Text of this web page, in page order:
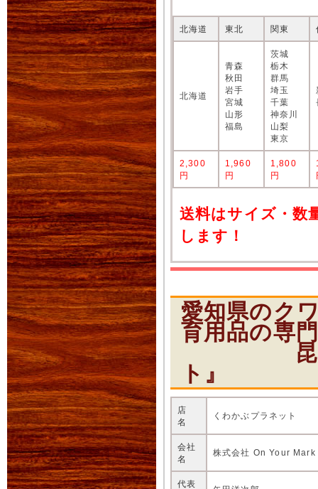
北海道 東北 関東
北海道
青森
秋田
岩手
宮城
山形
福島
茨城
栃木
群馬
埼玉
千葉
神奈川
山梨
東京
2,300
円
1,960
円
1,800
円
送料はサイズ・数
します！
愛知県のク
育用品の専
昆虫シ
ト』
店
名
くわかぶプラネット
会社
名
株式会社 On Your Mark
代表